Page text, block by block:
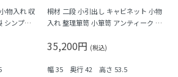
物入れ 収
シンプル
桐材 二段 小引出し キャビネット 小物
入れ 整理箪笥 小箪笥 アンティーク 骨
35,200円 (税込)
幅 35 奥行 42 高さ 53.5